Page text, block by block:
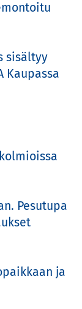
sisältyy
Kaupassa
Pesutupa
ja